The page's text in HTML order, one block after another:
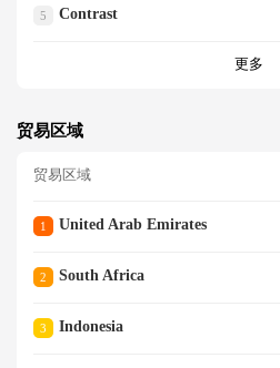
5 Contrast
更多
贸易区域
贸易区域
1 United Arab Emirates
2 South Africa
3 Indonesia